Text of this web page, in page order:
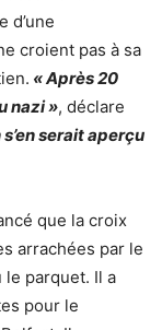
d’une
croient pas à sa
« Après 20
nazi », déclare
s’en serait aperçu
que la croix
arrachées par le
le parquet. Il a
pour le